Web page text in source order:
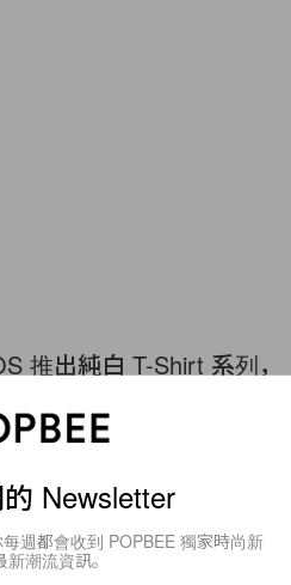
推出純白 T-Shirt 系列，
注入滿滿的簡約高質感！
Newsletter
週都會收到 POPBEE 獨家時尚新
新潮流資訊。